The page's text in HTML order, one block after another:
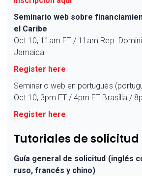
Seminario web sobre
el Caribe
Oct 10, 11am ET / 11am Rep.
Jamaica
Register here
Seminario web en portugués
Oct 10, 3pm ET / 4pm ET Brasília /
Register here
Tutoriales de solicitud
Guía general de solicitud (inglés
ruso, francés y chino)